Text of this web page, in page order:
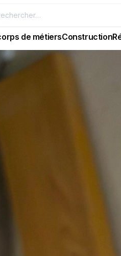
de métiersConstruction